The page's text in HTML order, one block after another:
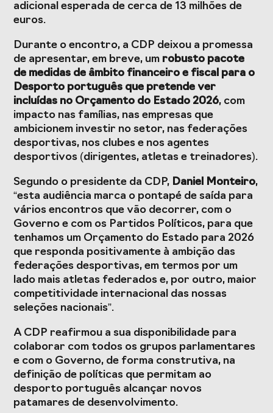
adicional esperada de cerca de 13 milhões de
euros.
Durante o encontro, a CDP deixou a promessa
de apresentar, em breve, um robusto pacote
de medidas de âmbito financeiro e fiscal para o
Desporto português que pretende ver
incluídas no Orçamento do Estado 2026, com
impacto nas famílias, nas empresas que
ambicionem investir no setor, nas federações
desportivas, nos clubes e nos agentes
desportivos (dirigentes, atletas e treinadores).
Segundo o presidente da CDP, Daniel Monteiro,
“esta audiência marca o pontapé de saída para
vários encontros que vão decorrer, com o
Governo e com os Partidos Políticos, para que
tenhamos um Orçamento do Estado para 2026
que responda positivamente à ambição das
federações desportivas, em termos por um
lado mais atletas federados e, por outro, maior
competitividade internacional das nossas
seleções nacionais”.
A CDP reafirmou a sua disponibilidade para
colaborar com todos os grupos parlamentares
e com o Governo, de forma construtiva, na
definição de políticas que permitam ao
desporto português alcançar novos
patamares de desenvolvimento.